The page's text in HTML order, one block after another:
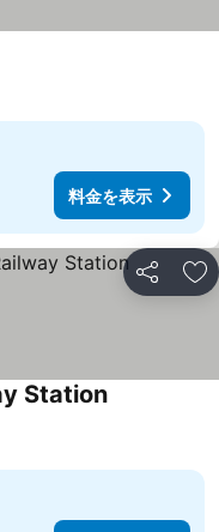
表示
料金を表示
シェア お
Station料金を表示